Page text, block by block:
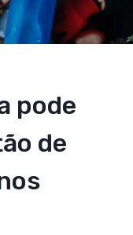
pode
de